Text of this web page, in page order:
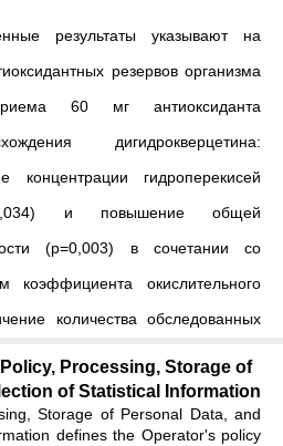
результаты указывают на
резервов организма
60 мг антиоксиданта
дигидрокверцетина:
концентрации гидроперекисей
и повышение общей
(р=0,003) в сочетании со
коэффициента окислительного
количества обследованных
улучшение общего самочувствия
Выявленные характер и
Processing, Storage of
of Statistical Information
Storage of Personal Data, and
defines the Operator's policy